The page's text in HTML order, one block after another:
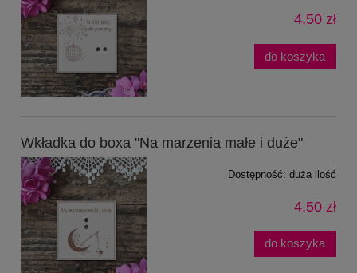
4,50 zł
do koszyka
Wkładka do boxa "Na marzenia małe i duże"
Dostępność: duża ilość
4,50 zł
do koszyka